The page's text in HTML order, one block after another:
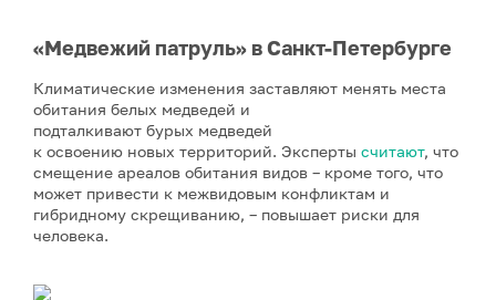
«Медвежий патруль» в Санкт-Петербурге
Климатические изменения заставляют менять места
обитания белых медведей и
подталкивают бурых медведей
к освоению новых территорий. Эксперты считают, что
смещение ареалов обитания видов – кроме того, что
может привести к межвидовым конфликтам и
гибридному скрещиванию, – повышает риски для
человека.